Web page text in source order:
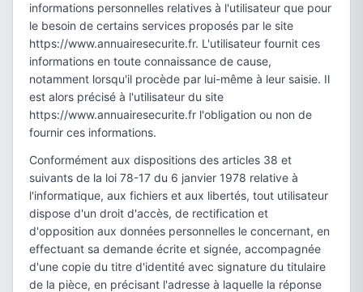
informations personnelles relatives à l'utilisateur que pour
le besoin de certains services proposés par le site
https://www.annuairesecurite.fr. L'utilisateur fournit ces
informations en toute connaissance de cause,
notamment lorsqu'il procède par lui-même à leur saisie. Il
est alors précisé à l'utilisateur du site
https://www.annuairesecurite.fr l'obligation ou non de
fournir ces informations.
Conformément aux dispositions des articles 38 et
suivants de la loi 78-17 du 6 janvier 1978 relative à
l'informatique, aux fichiers et aux libertés, tout utilisateur
dispose d'un droit d'accès, de rectification et
d'opposition aux données personnelles le concernant, en
effectuant sa demande écrite et signée, accompagnée
d'une copie du titre d'identité avec signature du titulaire
de la pièce, en précisant l'adresse à laquelle la réponse